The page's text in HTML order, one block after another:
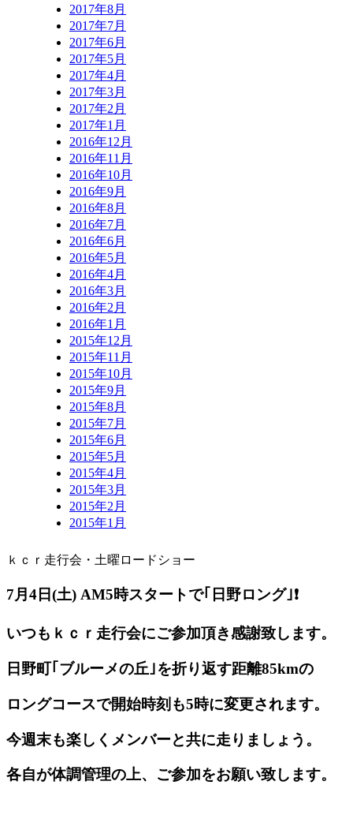
2017年8月
2017年7月
2017年6月
2017年5月
2017年4月
2017年3月
2017年2月
2017年1月
2016年12月
2016年11月
2016年10月
2016年9月
2016年8月
2016年7月
2016年6月
2016年5月
2016年4月
2016年3月
2016年2月
2016年1月
2015年12月
2015年11月
2015年10月
2015年9月
2015年8月
2015年7月
2015年6月
2015年5月
2015年4月
2015年3月
2015年2月
2015年1月
ｋｃｒ走行会・土曜ロードショー
7月4日(土) AM5時スタートで｢日野ロング｣❗️
いつもｋｃｒ走行会にご参加頂き感謝致します。
日野町｢ブルーメの丘｣を折り返す距離85kmの
ロングコースで開始時刻も5時に変更されます。
今週末も楽しくメンバーと共に走りましょう。
各自が体調管理の上、ご参加をお願い致します。